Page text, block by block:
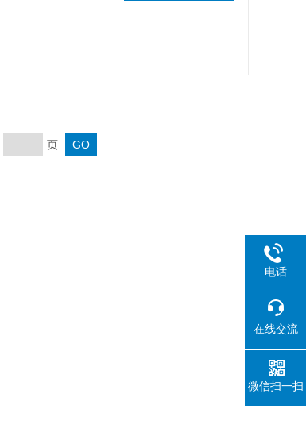
页
电话
在线交流
微信扫一扫